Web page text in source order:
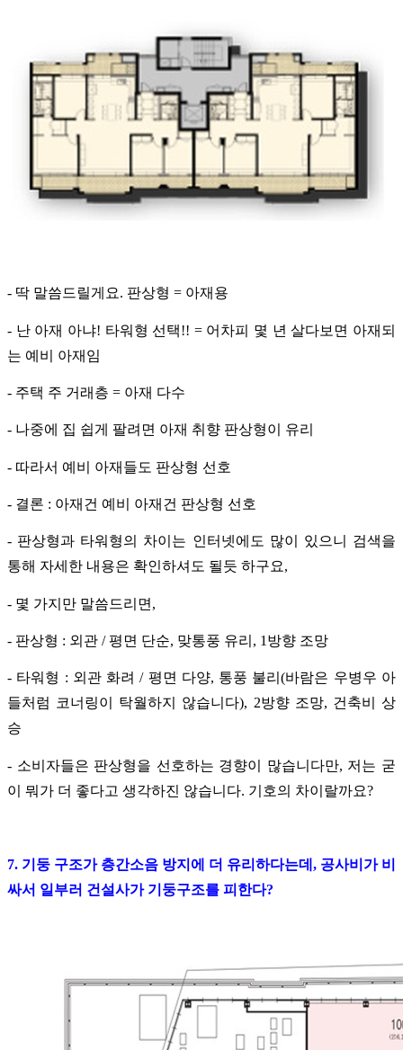
- 딱 말씀드릴게요. 판상형 = 아재용
- 난 아재 아냐! 타워형 선택!! = 어차피 몇 년 살다보면 아재되
는 예비 아재임
- 주택 주 거래층 = 아재 다수
- 나중에 집 쉽게 팔려면 아재 취향 판상형이 유리
- 따라서 예비 아재들도 판상형 선호
- 결론 : 아재건 예비 아재건 판상형 선호
- 판상형과 타워형의 차이는 인터넷에도 많이 있으니 검색을
통해 자세한 내용은 확인하셔도 될듯 하구요,
- 몇 가지만 말씀드리면,
- 판상형 : 외관 / 평면 단순, 맞통풍 유리, 1방향 조망
- 타워형 : 외관 화려 / 평면 다양, 통풍 불리(바람은 우병우 아
들처럼 코너링이 탁월하지 않습니다), 2방향 조망, 건축비 상
승
- 소비자들은 판상형을 선호하는 경향이 많습니다만, 저는 굳
이 뭐가 더 좋다고 생각하진 않습니다. 기호의 차이랄까요?
7. 기둥 구조가 층간소음 방지에 더 유리하다는데, 공사비가 비
싸서 일부러 건설사가 기둥구조를 피한다?